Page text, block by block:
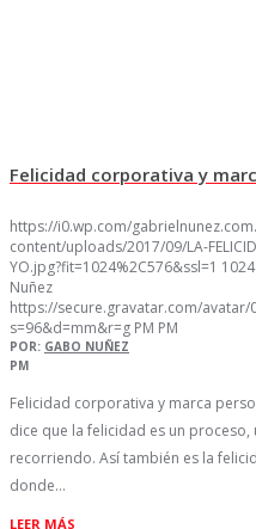
Felicidad corporativa y
https://i0.wp.com/
content/uploads/2017/09/LA-
YO.jpg?fit=1024%2C576&ssl=1 1024
Nuñez
https://secure.gravatar.com/
s=96&d=mm&r=g PM PM
POR: GABO NUÑEZ
PM
Felicidad corporativa y marca
dice que la felicidad es un
recorriendo. Así también es la
donde…
LEER MÁS